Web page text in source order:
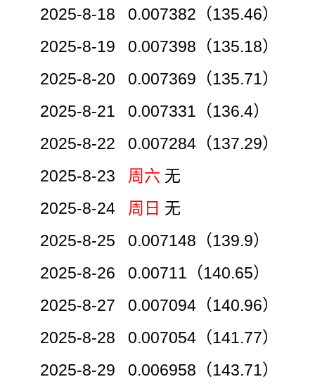
2025-8-18 0.007382（135.46）
2025-8-19 0.007398（135.18）
2025-8-20 0.007369（135.71）
2025-8-21 0.007331（136.4）
2025-8-22 0.007284（137.29）
2025-8-23 周六 无
2025-8-24 周日 无
2025-8-25 0.007148（139.9）
2025-8-26 0.00711（140.65）
2025-8-27 0.007094（140.96）
2025-8-28 0.007054（141.77）
2025-8-29 0.006958（143.71）